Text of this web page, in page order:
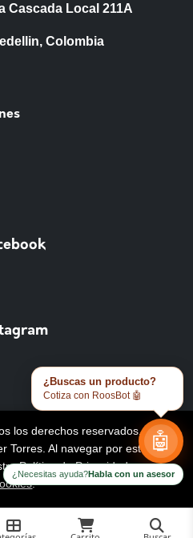
Cascada Local 211A
Colombia
los derechos reservados.
Torres . Al navegar por este
Política de Privacidad y
.
¿Buscas un producto?
Cotiza con RoosBot 🤖
🤖
¿Necesitas ayuda?Habla con un asesor